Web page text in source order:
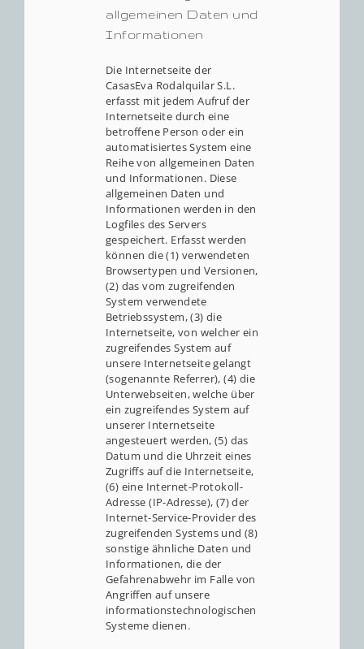
allgemeinen Daten und
Informationen
Die Internetseite der
CasasEva Rodalquilar S.L.
erfasst mit jedem Aufruf der
Internetseite durch eine
betroffene Person oder ein
automatisiertes System eine
Reihe von allgemeinen Daten
und Informationen. Diese
allgemeinen Daten und
Informationen werden in den
Logfiles des Servers
gespeichert. Erfasst werden
können die (1) verwendeten
Browsertypen und Versionen,
(2) das vom zugreifenden
System verwendete
Betriebssystem, (3) die
Internetseite, von welcher ein
zugreifendes System auf
unsere Internetseite gelangt
(sogenannte Referrer), (4) die
Unterwebseiten, welche über
ein zugreifendes System auf
unserer Internetseite
angesteuert werden, (5) das
Datum und die Uhrzeit eines
Zugriffs auf die Internetseite,
(6) eine Internet-Protokoll-
Adresse (IP-Adresse), (7) der
Internet-Service-Provider des
zugreifenden Systems und (8)
sonstige ähnliche Daten und
Informationen, die der
Gefahrenabwehr im Falle von
Angriffen auf unsere
informationstechnologischen
Systeme dienen.